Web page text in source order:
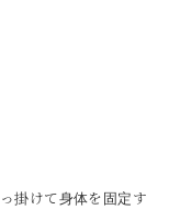
掛けて身体を固定す